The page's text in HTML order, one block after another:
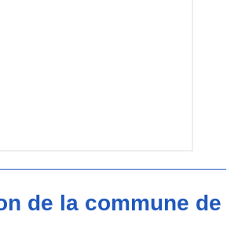
de la commune de